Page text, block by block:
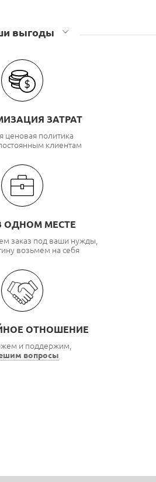
выгоды
ЗАТРАТ
ценовая политика
клиентам
ОДНОМ МЕСТЕ
заказ под ваши нужды,
возьмем на себя
ОТНОШЕНИЕ
и поддержим,
вопросы